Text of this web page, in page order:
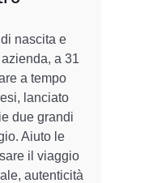
nascita e
a 31
a tempo
lanciato
due grandi
Aiuto le
il viaggio
autenticità